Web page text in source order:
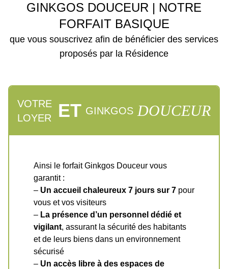
GINKGOS DOUCEUR | NOTRE
FORFAIT BASIQUE
que vous souscrivez afin de bénéficier des services
proposés par la Résidence
VOTRE
LOYER
ET GINKGOS DOUCEUR
Ainsi le forfait Ginkgos Douceur vous
garantit :
– Un accueil chaleureux 7 jours sur 7 pour
vous et vos visiteurs
– La présence d’un personnel dédié et
vigilant, assurant la sécurité des habitants
et de leurs biens dans un environnement
sécurisé
– Un accès libre à des espaces de